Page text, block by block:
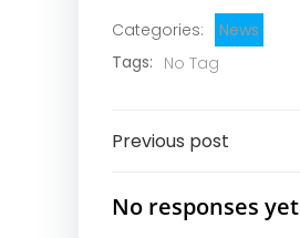
Categories:
News
Tags: No Tag
Post
navigation
Previous post
No responses yet